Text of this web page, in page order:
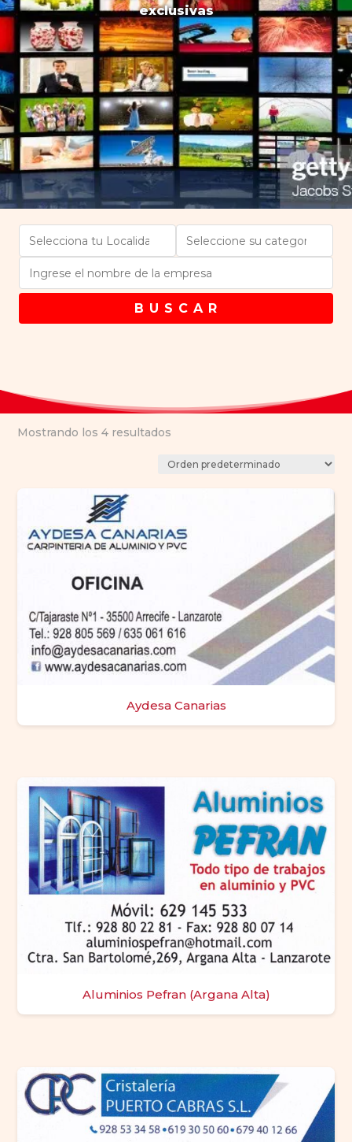
exclusivas
B U S C A R
Mostrando los 4 resultados
Aydesa Canarias
Aluminios Pefran (Argana Alta)